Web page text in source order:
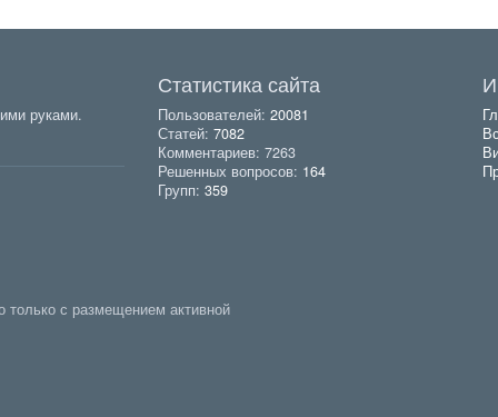
руками.
Статистика сайта
Пользователей: 20081
Статей: 7082
Комментариев: 7263
Решенных вопросов: 164
Групп: 359
только с размещением активной